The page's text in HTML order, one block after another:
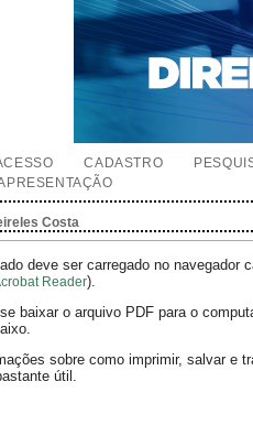
CADASTRO
Costa
deve ser carregado no
Reader).
baixar o arquivo PDF para o
sobre como imprimir, salvar e
útil.